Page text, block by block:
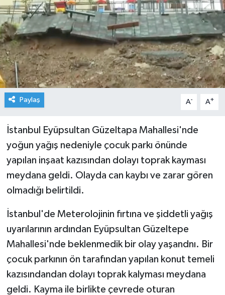
Paylaş A- A+
İstanbul Eyüpsultan Güzeltapa Mahallesi'nde
yoğun yağış nedeniyle çocuk parkı önünde
yapılan inşaat kazısından dolayı toprak kayması
meydana geldi. Olayda can kaybı ve zarar gören
olmadığı belirtildi.
İstanbul'de Meterolojinin fırtına ve şiddetli yağış
uyarılarının ardından Eyüpsultan Güzeltepe
Mahallesi'nde beklenmedik bir olay yaşandnı. Bir
çocuk parkının ön tarafından yapılan konut temeli
kazısındandan dolayı toprak kalyması meydana
geldi. Kayma ile birlikte çevrede oturan